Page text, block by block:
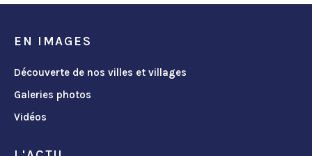
EN IMAGES
Découverte de nos villes et villages
Galeries photos
Vidéos